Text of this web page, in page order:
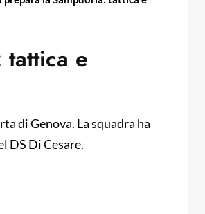
tattica e
di Genova. La squadra ha
DS Di Cesare.